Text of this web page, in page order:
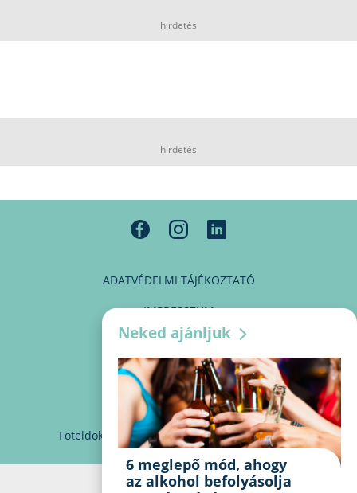
hirdetés
hirdetés
ADATVÉDELMI TÁJÉKOZTATÓ
IMPRESSZUM
MÉDIAAJÁNLAT
PARTNEREINK
KAPCSOLAT
Foteldoki info@foteldoki.hu Süti beállítások
Neked ajánljuk
6 meglepő mód, ahogy
az alkohol befolyásolja